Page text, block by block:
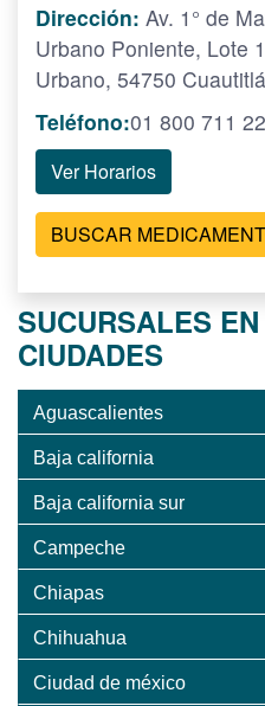
Dirección: Av. 1° de
Urbano Poniente, Lote
Urbano, 54750
Teléfono:01 800 711
Ver Horarios
BUSCAR
SUCURSALES
CIUDADES
Aguascalientes
Baja california
Baja california sur
Campeche
Chiapas
Chihuahua
Ciudad de méxico